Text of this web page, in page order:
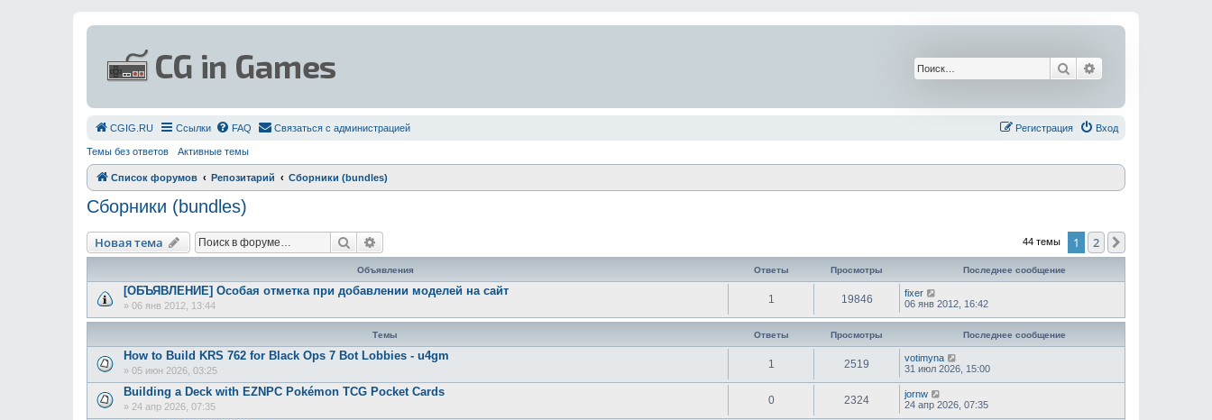
Поиск
СGIG.RU Ссылки FAQ Связаться с администрацией Вход
Регистрация
Темы без ответов Активные темы
Список форумов Репозитарий Сборники (bundles)
Сборники (bundles)
Новая тема Поиск 44 темы 1 2
Объявления Ответы Просмотры Последнее сообщение
[ОБЪЯВЛЕНИЕ] Особая отметка при добавлении моделей на сайт
» 06 янв 2012, 13:44
1 19846
fixer
06 янв 2012, 16:42
Темы Ответы Просмотры Последнее сообщение
How to Build KRS 762 for Black Ops 7 Bot Lobbies - u4gm
» 05 июн 2026, 03:25
1 2519
votimyna
31 июл 2026, 15:00
Building a Deck with EZNPC Pokémon TCG Pocket Cards
» 24 апр 2026, 07:35
0 2324
jornw
24 апр 2026, 07:35